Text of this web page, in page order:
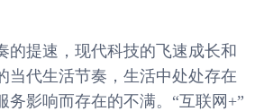
的提速，现代科技的飞速成长和
当代生活节奏，生活中处处存在
务影响而存在的不满。“互联网+”